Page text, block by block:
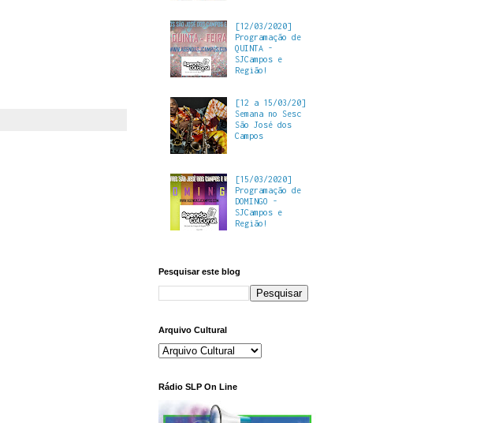
[12/03/2020]
Programação de
QUINTA -
SJCampos e
Região!
[12 a 15/03/20]
Semana no Sesc
São José dos
Campos
[15/03/2020]
Programação de
DOMINGO -
SJCampos e
Região!
Pesquisar este blog
Arquivo Cultural
Rádio SLP On Line